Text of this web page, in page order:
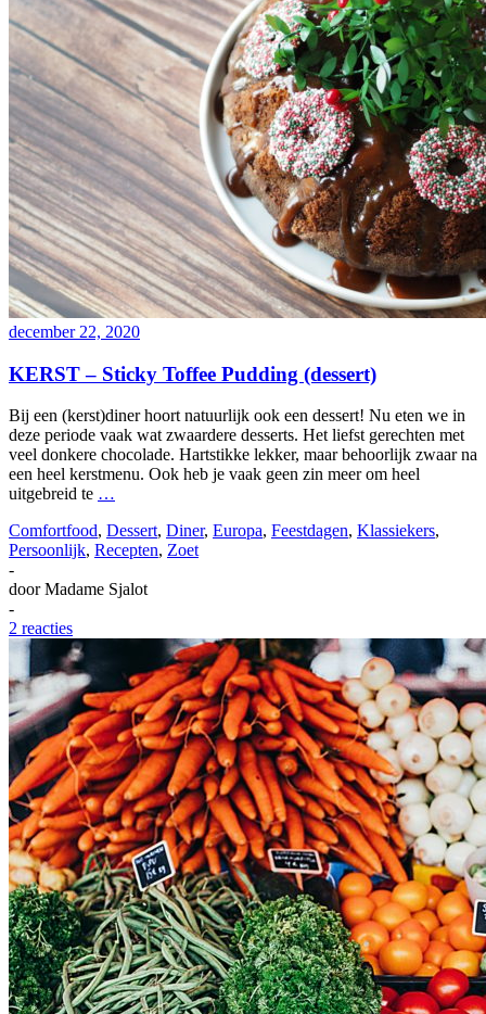
december 22, 2020
KERST – Sticky Toffee Pudding (dessert)
Bij een (kerst)diner hoort natuurlijk ook een dessert! Nu eten we in
deze periode vaak wat zwaardere desserts. Het liefst gerechten met
veel donkere chocolade. Hartstikke lekker, maar behoorlijk zwaar na
een heel kerstmenu. Ook heb je vaak geen zin meer om heel
uitgebreid te …
Comfortfood, Dessert, Diner, Europa, Feestdagen, Klassiekers,
Persoonlijk, Recepten, Zoet
-
doorMadame Sjalot
-
2 reacties